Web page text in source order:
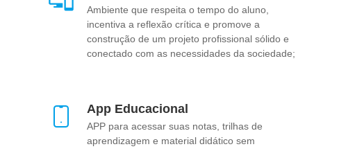
Ambiente que respeita o tempo do aluno,
incentiva a reflexão crítica e promove a
construção de um projeto profissional sólido e
conectado com as necessidades da sociedade;
App Educacional
APP para acessar suas notas, trilhas de
aprendizagem e material didático sem